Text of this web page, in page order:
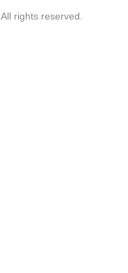
All rights reserved.